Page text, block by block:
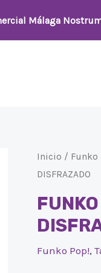
Málaga
Inicio / Funko
DISFRAZADO
Funko Pop!,